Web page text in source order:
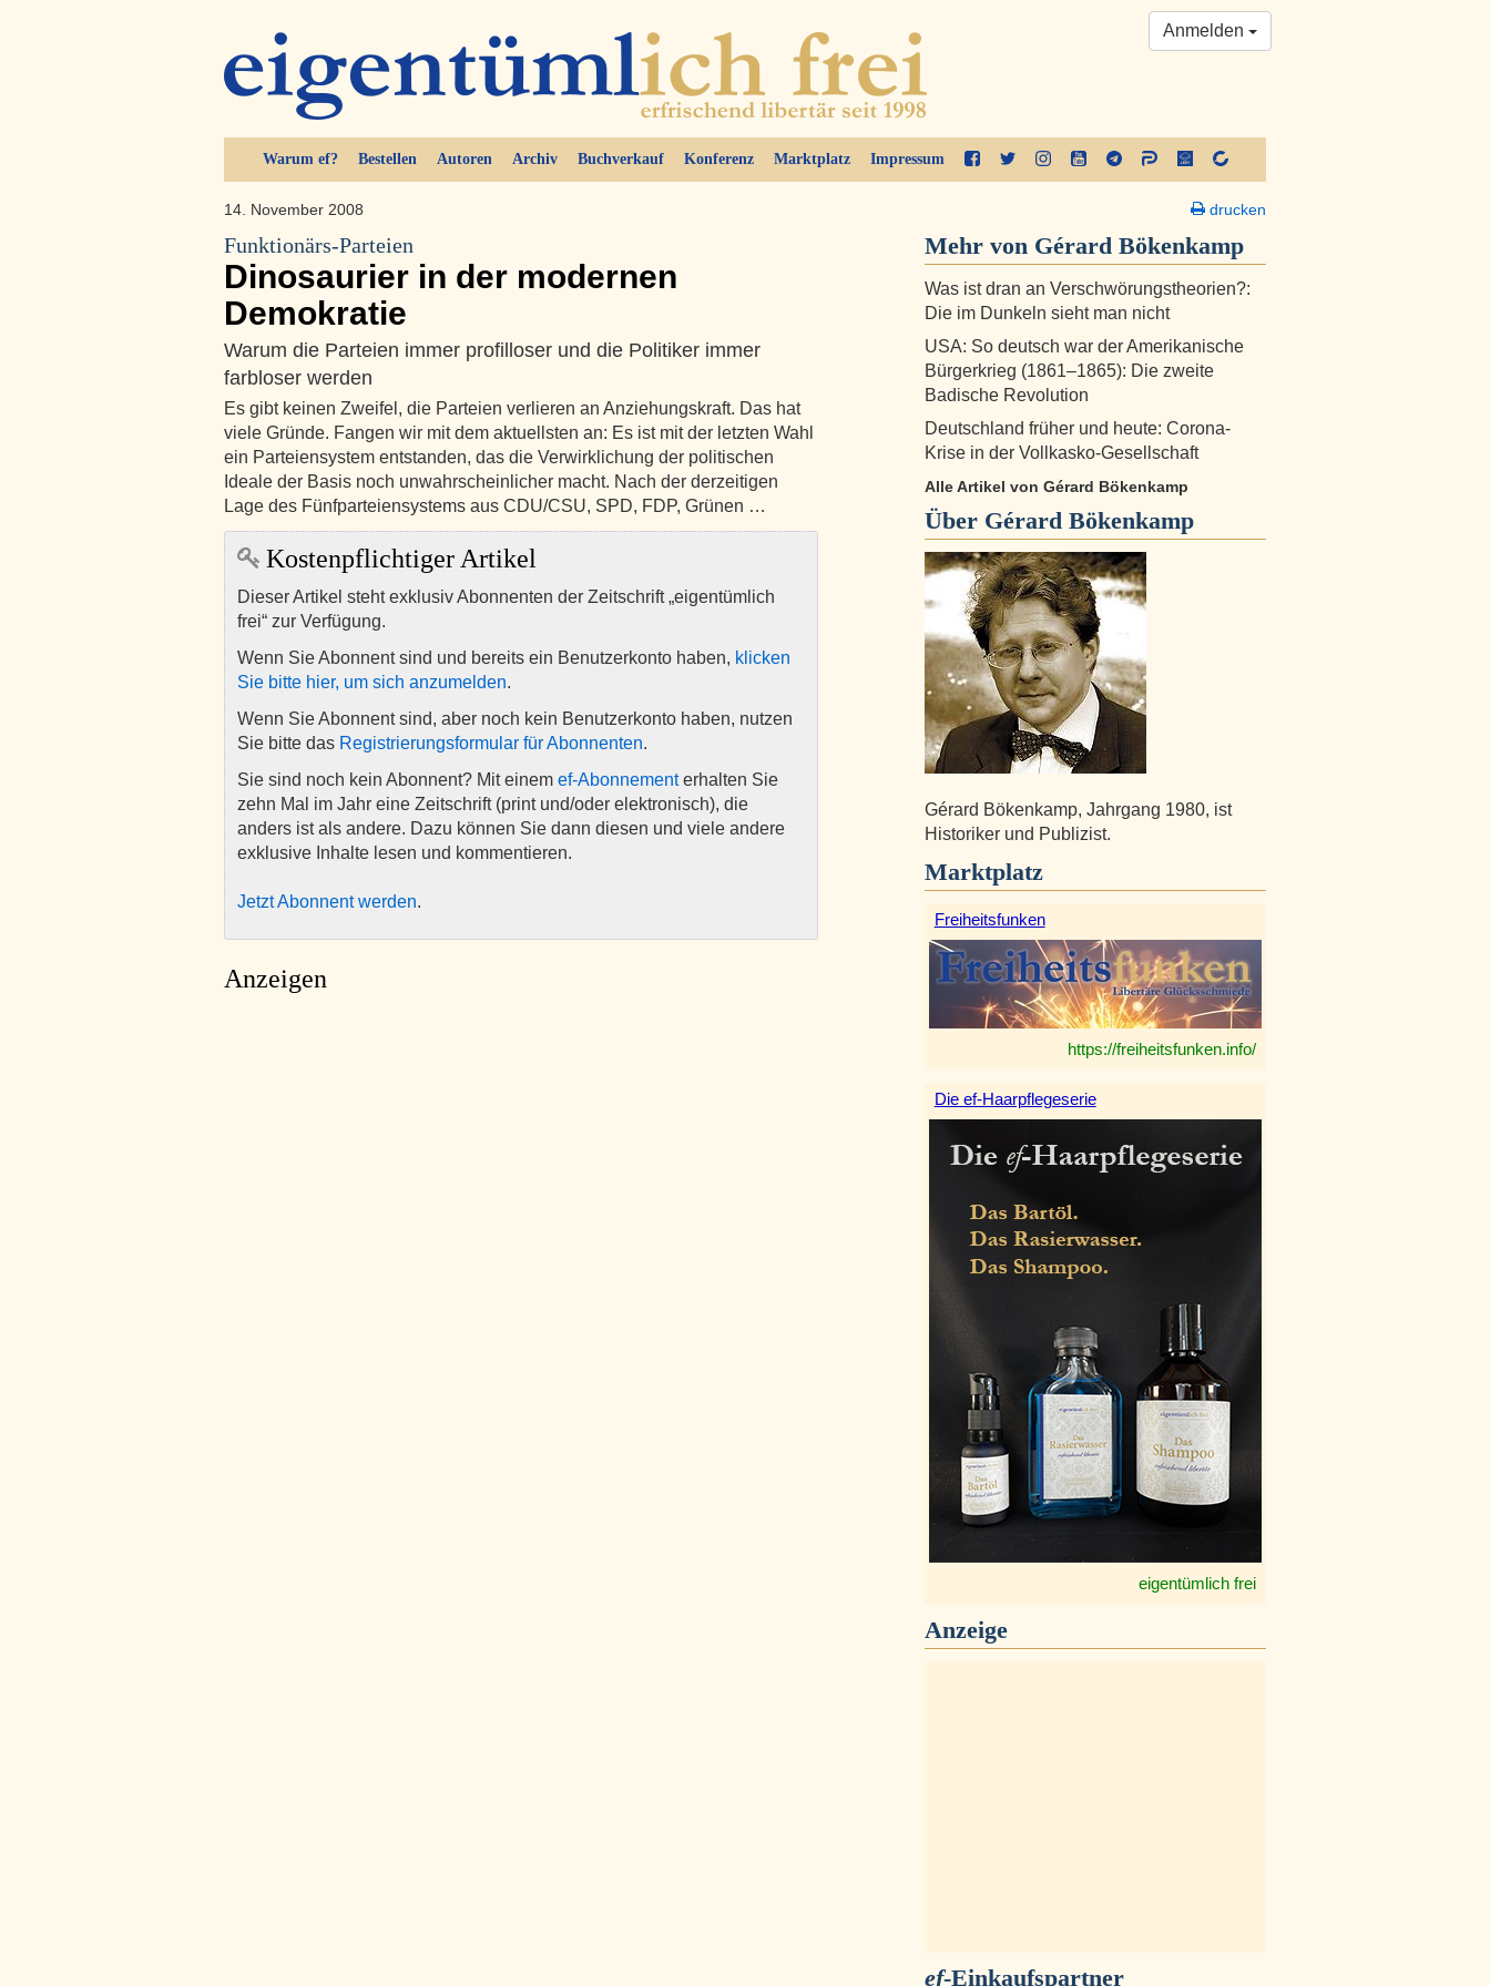
Warum ef? Bestellen Autoren Archiv Buchverkauf Konferenz Marktplatz Impressum
Anmelden
14. November 2008
Funktionärs-Parteien
Dinosaurier in der modernen
Demokratie
Warum die Parteien immer profilloser und die Politiker immer
farbloser werden
Es gibt keinen Zweifel, die Parteien verlieren an Anziehungskraft. Das hat
viele Gründe. Fangen wir mit dem aktuellsten an: Es ist mit der letzten Wahl
ein Parteiensystem entstanden, das die Verwirklichung der politischen
Ideale der Basis noch unwahrscheinlicher macht. Nach der derzeitigen
Lage des Fünfparteiensystems aus CDU/CSU, SPD, FDP, Grünen …
Kostenpflichtiger Artikel
Dieser Artikel steht exklusiv Abonnenten der Zeitschrift „eigentümlich
frei“ zur Verfügung.
Wenn Sie Abonnent sind und bereits ein Benutzerkonto haben, klicken
Sie bitte hier, um sich anzumelden.
Wenn Sie Abonnent sind, aber noch kein Benutzerkonto haben, nutzen
Sie bitte das Registrierungsformular für Abonnenten.
Sie sind noch kein Abonnent? Mit einem ef-Abonnementerhalten Sie
zehn Mal im Jahr eine Zeitschrift (print und/oder elektronisch), die
anders ist als andere. Dazu können Sie dann diesen und viele andere
exklusive Inhalte lesen und kommentieren.
Jetzt Abonnent werden.
Anzeigen
drucken
Mehr von Gérard Bökenkamp
Was ist dran an Verschwörungstheorien?:
Die im Dunkeln sieht man nicht
USA: So deutsch war der Amerikanische
Bürgerkrieg (1861–1865): Die zweite
Badische Revolution
Deutschland früher und heute: Corona-
Krise in der Vollkasko-Gesellschaft
Alle Artikel von Gérard Bökenkamp
Über Gérard Bökenkamp
Gérard Bökenkamp, Jahrgang 1980, ist
Historiker und Publizist.
Marktplatz
Freiheitsfunken
https://freiheitsfunken.info/
Die ef-Haarpflegeserie
eigentümlich frei
Anzeige
ef-Einkaufspartner